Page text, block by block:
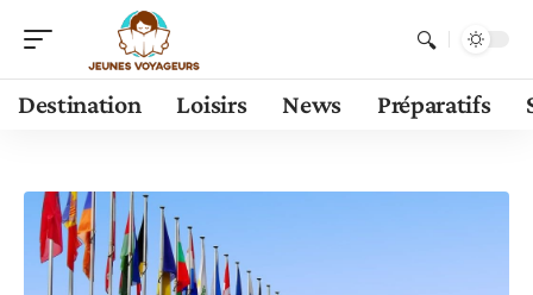
Destination Loisirs News Préparatifs